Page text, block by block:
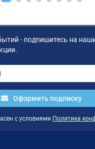
- подпишитесь на
Оформить подписку
с условиями Политика